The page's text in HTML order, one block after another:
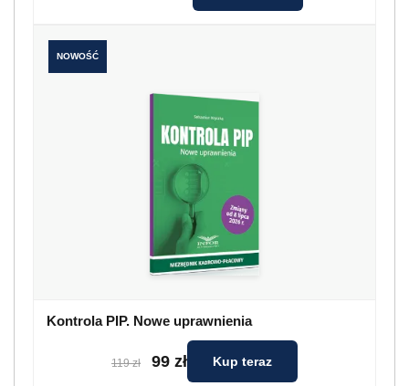
NOWOŚĆ
Kontrola PIP. Nowe uprawnienia
119 zł 99 zł Kup teraz